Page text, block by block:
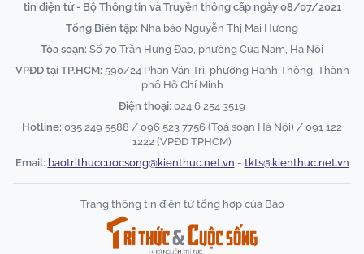
tin điện tử - Bộ Thông tin và Truyền thông cấp ngày 08/07/2021
Tổng Biên tập: Nhà báo Nguyễn Thị Mai Hương
Tòa soạn: Số 70 Trần Hưng Đạo, phường Cửa Nam, Hà Nội
VPĐD tại TP.HCM: 590/24 Phan Văn Trị, phường Hạnh Thông, Thành
phố Hồ Chí Minh
Điện thoại: 024 6 254 3519
Hotline: 035 249 5588 / 096 523 7756 (Toà soạn Hà Nội) / 091 122
1222 (VPĐD TPHCM)
Email: baotrithuccuocsong@kienthuc.net.vn - tkts@kienthuc.net.vn
Trang thông tin điện tử tổng hợp của Báo